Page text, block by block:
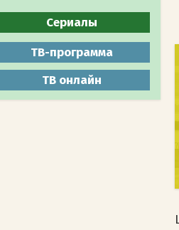
Сериалы
Боевики
Военные
ТВ-программа
ТВ онлайн